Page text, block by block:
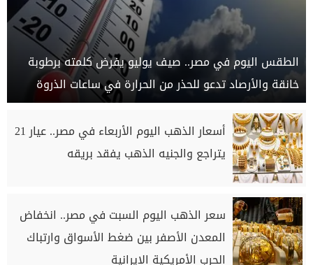
الطقس اليوم في مصر.. صيف يوليو يفرض كلمته برطوبة
خانقة والأرصاد تدعو للحذر من الحرارة في ساعات الذروة
أسعار الذهب اليوم الأربعاء في مصر.. عيار 21
يتراجع والجنيه الذهب يفقد بريقه
سعر الذهب اليوم السبت في مصر.. انخفاض
المعدن الأصفر بين ضغط الأسواق وارتباك
الحرب الأمريكية الإيرانية